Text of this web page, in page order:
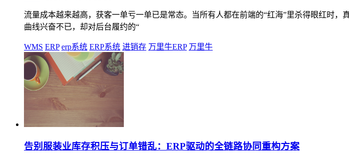
流量成本越来越高，获客一单亏一单已是常态。当所有人都在前端的“红海”里杀得眼红时
曲线兴奋不已，却对后台履约的“
WMS ERP erp系统 ERP系统 进销存 万里牛ERP 万里牛
告别服装业库存积压与订单错乱：ERP驱动的全链路协同重构方案